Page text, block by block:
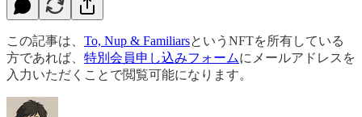
この記事は、 To, Nup & FamiliarsというNFTを所有している
方であれば、 特別会員申し込みフォームにメールアドレスを
入力いただくことで閲覧可能になります。